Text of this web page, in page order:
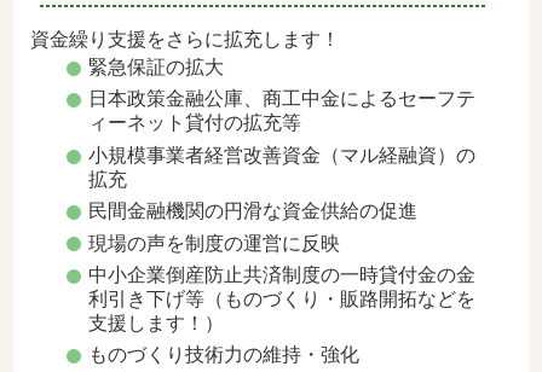
資金繰り支援をさらに拡充します！
緊急保証の拡大
日本政策金融公庫、商工中金によるセーフテ
ィーネット貸付の拡充等
小規模事業者経営改善資金（マル経融資）の
拡充
民間金融機関の円滑な資金供給の促進
現場の声を制度の運営に反映
中小企業倒産防止共済制度の一時貸付金の金
利引き下げ等（ものづくり・販路開拓などを
支援します！）
ものづくり技術力の維持・強化